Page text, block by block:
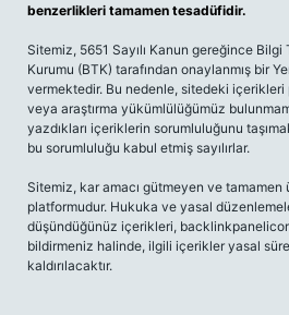
benzerlikleri tamamen tesadüfidir.
Sitemiz, 5651 Sayılı Kanun gereğince
Kurumu (BTK) tarafından onaylanmış bir
vermektedir. Bu nedenle, sitedeki
veya araştırma yükümlülüğümüz
yazdıkları içeriklerin sorumluluğunu
bu sorumluluğu kabul etmiş sayılırlar.
Sitemiz, kar amacı gütmeyen ve tamamen
platformudur. Hukuka ve yasal
düşündüğünüz içerikleri,
bildirmeniz halinde, ilgili içerikler yasal
kaldırılacaktır.